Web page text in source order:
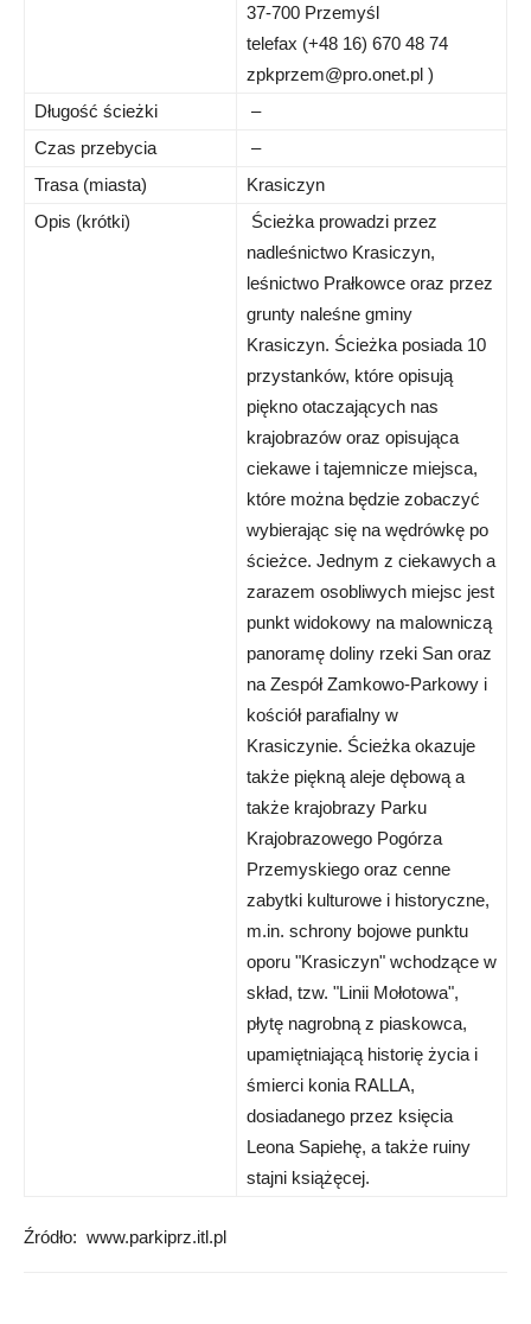
37-700 Przemyśl
telefax (+48 16) 670 48 74
zpkprzem@pro.onet.pl )
Długość ścieżki
–
Czas przebycia
–
Trasa (miasta)
Krasiczyn
Opis (krótki)
Ścieżka prowadzi przez
nadleśnictwo Krasiczyn,
leśnictwo Prałkowce oraz przez
grunty naleśne gminy
Krasiczyn. Ścieżka posiada 10
przystanków, które opisują
piękno otaczających nas
krajobrazów oraz opisująca
ciekawe i tajemnicze miejsca,
które można będzie zobaczyć
wybierając się na wędrówkę po
ścieżce. Jednym z ciekawych a
zarazem osobliwych miejsc jest
punkt widokowy na malowniczą
panoramę doliny rzeki San oraz
na Zespół Zamkowo-Parkowy i
kościół parafialny w
Krasiczynie. Ścieżka okazuje
także piękną aleje dębową a
także krajobrazy Parku
Krajobrazowego Pogórza
Przemyskiego oraz cenne
zabytki kulturowe i historyczne,
m.in. schrony bojowe punktu
oporu "Krasiczyn" wchodzące w
skład, tzw. "Linii Mołotowa",
płytę nagrobną z piaskowca,
upamiętniającą historię życia i
śmierci konia RALLA,
dosiadanego przez księcia
Leona Sapiehę, a także ruiny
stajni książęcej.
Źródło: www.parkiprz.itl.pl